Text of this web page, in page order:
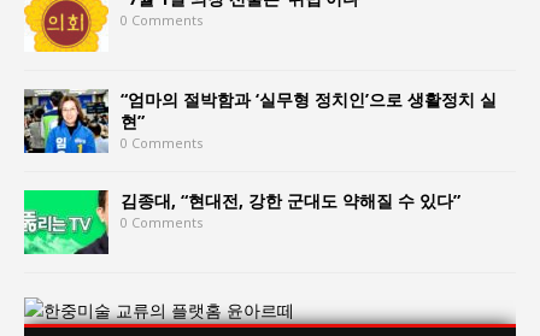
0 Comments
“엄마의 절박함과 ‘실무형 정치인’으로 생활정치 실
현”
0 Comments
김종대, “현대전, 강한 군대도 약해질 수 있다”
0 Comments